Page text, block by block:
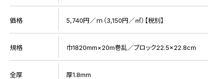
価格 5,740円／ｍ（3,150円／㎡）【税別】
規格 巾1820mm×20m巻乱／ブロック22.5×22.8cm
全厚 厚1.8mm